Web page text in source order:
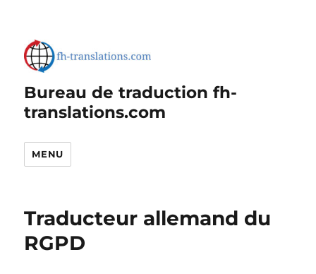
Bureau de traduction fh-
translations.com
MENU
Traducteur allemand du
RGPD